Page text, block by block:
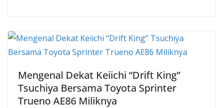
Mengenal Dekat Keiichi “Drift King”
Tsuchiya Bersama Toyota Sprinter
Trueno AE86 Miliknya